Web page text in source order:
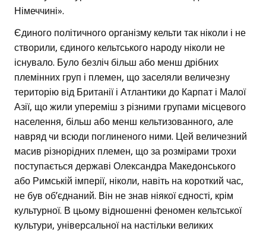
Німеччині».
Єдиного політичного організму кельти так ніколи і не
створили, єдиного кельтського народу ніколи не
існувало. Було безліч більш або менш дрібних
племінних груп і племен, що заселяли величезну
територію від Британії і Атлантики до Карпат і Малої
Азії, що жили упереміш з різними групами місцевого
населення, більш або менш кельтизованного, але
навряд чи всюди поглиненого ними. Цей величезний
масив різнорідних племен, що за розмірами трохи
поступається державі Олександра Македонського
або Римській імперії, ніколи, навіть на короткий час,
не був об’єднаний. Він не знав ніякої єдності, крім
культурної. В цьому відношенні феномен кельтської
культури, універсальної на настільки великих